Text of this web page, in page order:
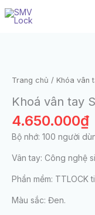
tới
Trang chủ / Khóa vân
Khoá vân tay
4.650.000₫
Bộ nhớ: 100 người
Vân tay: Công nghệ
Phần mềm: TTLOCK
Màu sắc: Đen.
tay
GS7
cho
phòng
ngủ
số